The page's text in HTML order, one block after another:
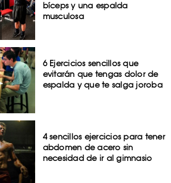
bíceps y una espalda
musculosa
6 Ejercicios sencillos que
evitarán que tengas dolor de
espalda y que te salga joroba
4 sencillos ejercicios para tener
abdomen de acero sin
necesidad de ir al gimnasio